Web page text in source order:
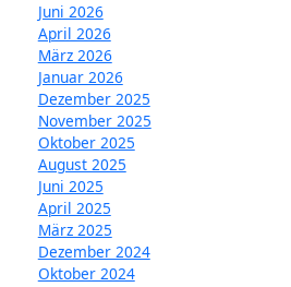
Juni 2026
April 2026
März 2026
Januar 2026
Dezember 2025
November 2025
Oktober 2025
August 2025
Juni 2025
April 2025
März 2025
Dezember 2024
Oktober 2024